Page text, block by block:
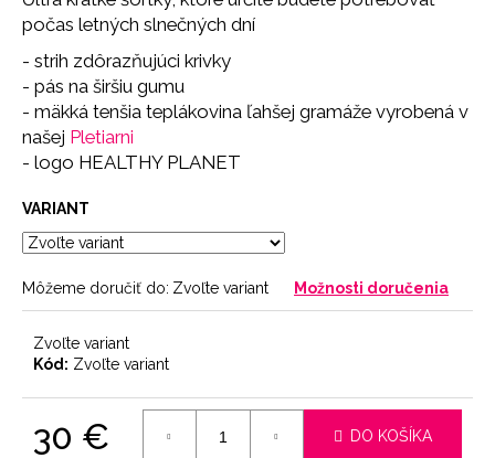
počas letných slnečných dní
- strih zdôrazňujúci krivky
- pás na širšiu gumu
- mäkká tenšia teplákovina ľahšej gramáže vyrobená v
našej Pletiarni
- logo HEALTHY PLANET
VARIANT
Môžeme doručiť do: Zvoľte variant Možnosti doručenia
Zvoľte variant
Kód: Zvoľte variant
30 € DO KOŠÍKA
a
m
e
BRAZILKY
SOFT
CHOCOLATE
9
€